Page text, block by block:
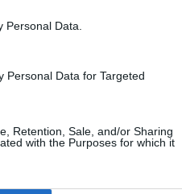
Data.
Personal Data for Targeted
Retention, Sale, and/or Sharing
with the Purposes for which it